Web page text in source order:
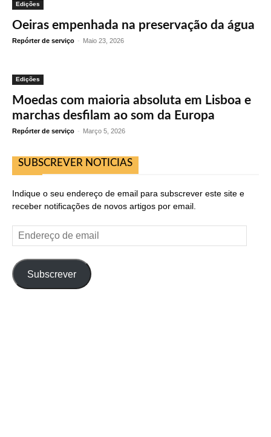
Edições
Oeiras empenhada na preservação da água
Repórter de serviço - Maio 23, 2026
Edições
Moedas com maioria absoluta em Lisboa e
marchas desfilam ao som da Europa
Repórter de serviço - Março 5, 2026
SUBSCREVER NOTICIAS
Indique o seu endereço de email para subscrever este site e
receber notificações de novos artigos por email.
Endereço
de
Subscrever